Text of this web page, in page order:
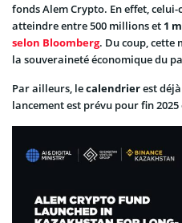
fonds Alem Crypto. En effet,
atteindre entre 500 millions et 1
selon Bloomberg. Du coup, cette
la souveraineté économique du
Par ailleurs, lecalendrierest
lancement est prévu pour fin